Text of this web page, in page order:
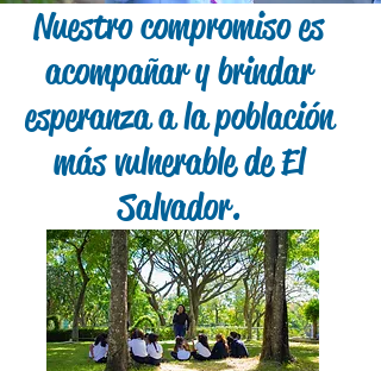
Nuestro compromiso es
acompañar y brindar
esperanza a la población
más vulnerable de El
Salvador.